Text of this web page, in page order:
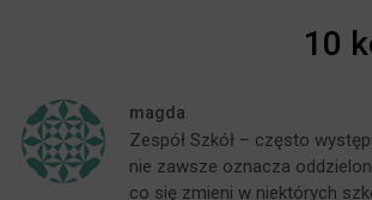
10
magda
Zespół Szkół – często
nie zawsze oznacza
co się zmieni w niektórych